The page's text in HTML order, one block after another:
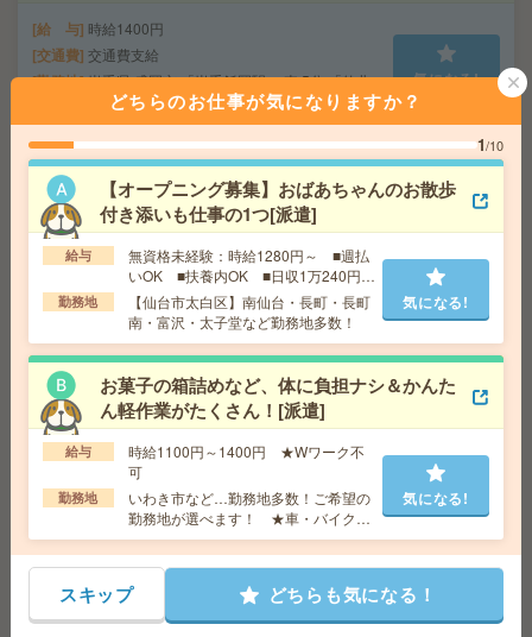
給 与 時給1400円
交通費 交通費支給
勤務地 岩手県 盛岡市 「岩手飯岡駅」 車 5分,「仙北
町駅」 車 5分
気になる!
《未経験OK》時給1300円＊大手企業でのデータ入力な
ど！17時まで[派遣]
給 与 時給1300円＋交
交通費 交通費支給有(社内規定により)
勤務地 青森市
気になる!
データ入力・チェック【北上市×期間限定×扶養枠内】[派
遣]
給 与 時給1300円
交通費 交通費支給
勤務地 岩手県 北上市 「村崎野駅」 車 10分
気になる!
【青森空港／新青森駅】レンタカー店での受付とカンタ
給 与 時給1250円＋交
どちらのお仕事が気になりますか？
1/10
【オープニング募集】おばあちゃんのお散歩
付き添いも仕事の1つ[派遣]
給与
無資格未経験：時給1280円～ ■週払
いOK ■扶養内OK ■日収1万240円以
上
勤務地
【仙台市太白区】南仙台・長町・長町
南・富沢・太子堂など勤務地多数！
気になる!
お菓子の箱詰めなど、体に負担ナシ＆かんた
ん軽作業がたくさん！[派遣]
給与
時給1100円～1400円 ★Wワーク不
可
勤務地
いわき市など…勤務地多数！ご希望の
勤務地が選べます！ ★車・バイク通
勤可能なお仕事も！
気になる!
スキップ どちらも気になる！